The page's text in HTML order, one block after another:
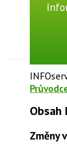
Obsah
Změny